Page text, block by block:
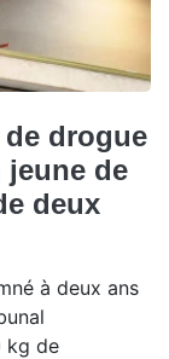
de drogue
de
deux
à deux ans
kg de